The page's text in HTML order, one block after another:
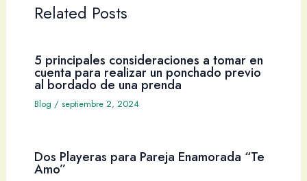
Related Posts
5 principales consideraciones a tomar en
cuenta para realizar un ponchado previo
al bordado de una prenda
Blog / septiembre 2, 2024
Dos Playeras para Pareja Enamorada “Te
Amo”